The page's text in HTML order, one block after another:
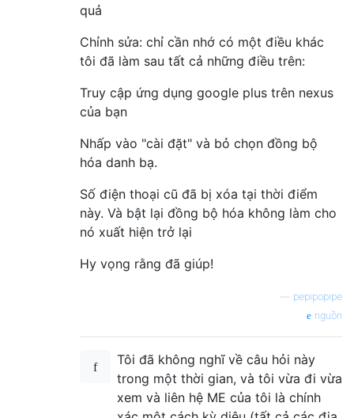
quả
Chỉnh sửa: chỉ cần nhớ có một điều khác
tôi đã làm sau tất cả những điều trên:
Truy cập ứng dụng google plus trên nexus
của bạn
Nhấp vào "cài đặt" và bỏ chọn đồng bộ
hóa danh bạ.
Số điện thoại cũ đã bị xóa tại thời điểm
này. Và bật lại đồng bộ hóa không làm cho
nó xuất hiện trở lại
Hy vọng rằng đã giúp!
pepipopipe
nguồn
Tôi đã không nghĩ về câu hỏi này
trong một thời gian, và tôi vừa đi vừa
xem và liên hệ ME của tôi là chính